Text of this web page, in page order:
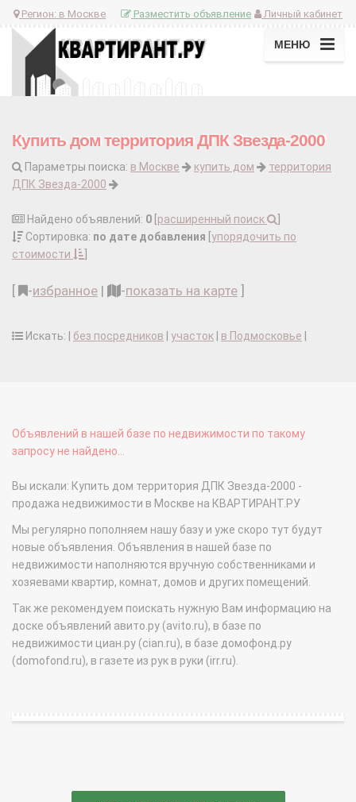
Регион: в Москве Личный кабинет
Разместить объявление
МЕНЮ
Купить дом территория ДПК Звезда-2000
Параметры поиска: в Москве купить дом
территория
ДПК Звезда-2000
Найдено объявлений: 0 расширенный поиск
Сортировка: по дате добавления упорядочить по
стоимости
-избранное | -показать на карте
Искать: | без посредников участок в Подмосковье
Объявлений в нашей базе по недвижимости по такому
запросу не найдено...
Вы искали: Купить дом территория ДПК Звезда-2000 -
продажа недвижимости в Москве на КВАРТИРАНТ.РУ
Мы регулярно пополняем нашу базу и уже скоро тут будут
новые объявления. Объявления в нашей базе по
недвижимости наполняются вручную собственниками и
хозяевами квартир, комнат, домов и других помещений.
Так же рекомендуем поискать нужную Вам информацию на
доске объявлений авито.ру (avito.ru), в базе по
недвижимости циан.ру (cian.ru), в базе домофонд.ру
(domofond.ru), в газете из рук в руки (irr.ru).